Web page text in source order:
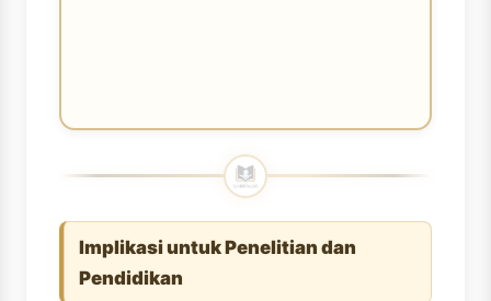
Implikasi untuk Penelitian dan
Pendidikan